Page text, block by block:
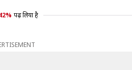
पढ़ लिया है